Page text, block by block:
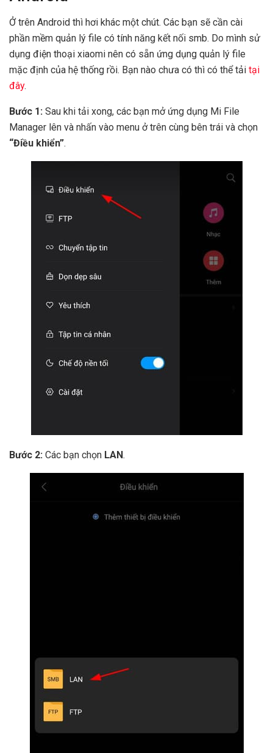
Ở trên Android thì hơi khác một chút. Các bạn sẽ cần cài
phần mềm quản lý file có tính năng kết nối smb. Do mình sử
dụng điện thoại xiaomi nên có sẵn ứng dụng quản lý file
mặc định của hệ thống rồi. Bạn nào chưa có thì có thể tải tại
đây.
Bước 1: Sau khi tải xong, các bạn mở ứng dụng Mi File
Manager lên và nhấn vào menu ở trên cùng bên trái và chọn
“Điều khiển”.
Bước 2: Các bạn chọn LAN.